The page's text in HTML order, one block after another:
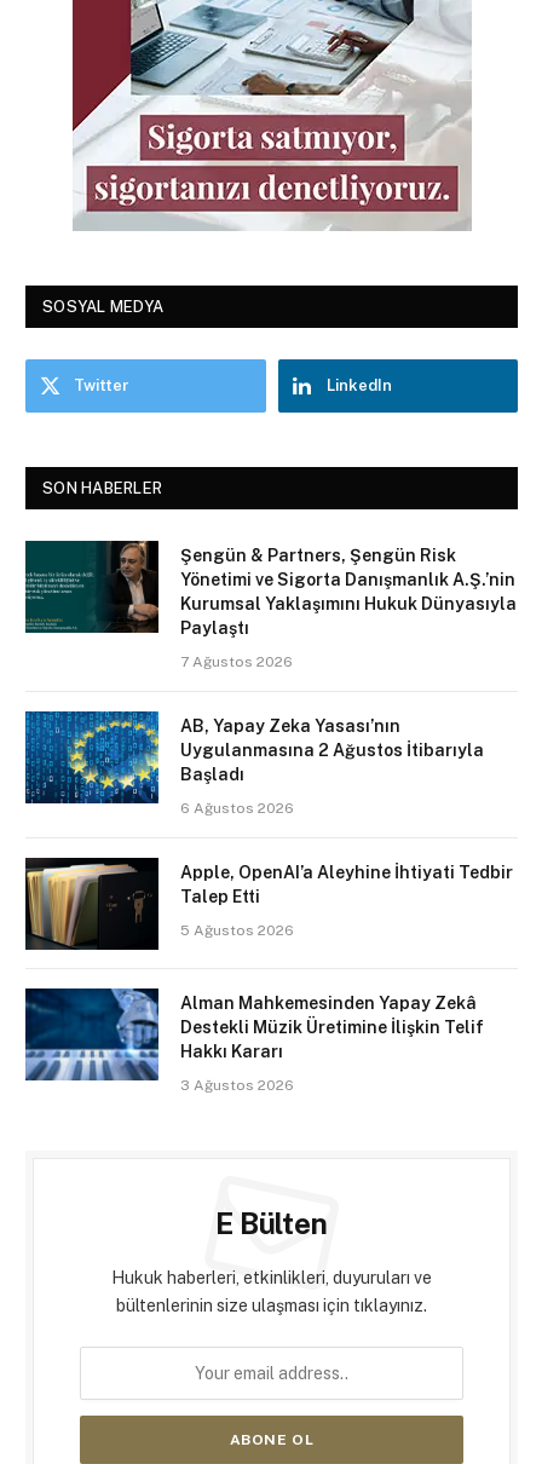
SOSYAL MEDYA
Twitter LinkedIn
SON HABERLER
Şengün & Partners, Şengün Risk
Yönetimi ve Sigorta Danışmanlık A.Ş.’nin
Kurumsal Yaklaşımını Hukuk Dünyasıyla
Paylaştı
7 Ağustos 2026
AB, Yapay Zeka Yasası’nın
Uygulanmasına 2 Ağustos İtibarıyla
Başladı
6 Ağustos 2026
Apple, OpenAI’a Aleyhine İhtiyati Tedbir
Talep Etti
5 Ağustos 2026
Alman Mahkemesinden Yapay Zekâ
Destekli Müzik Üretimine İlişkin Telif
Hakkı Kararı
3 Ağustos 2026
E Bülten
Hukuk haberleri, etkinlikleri, duyuruları ve
bültenlerinin size ulaşması için tıklayınız.